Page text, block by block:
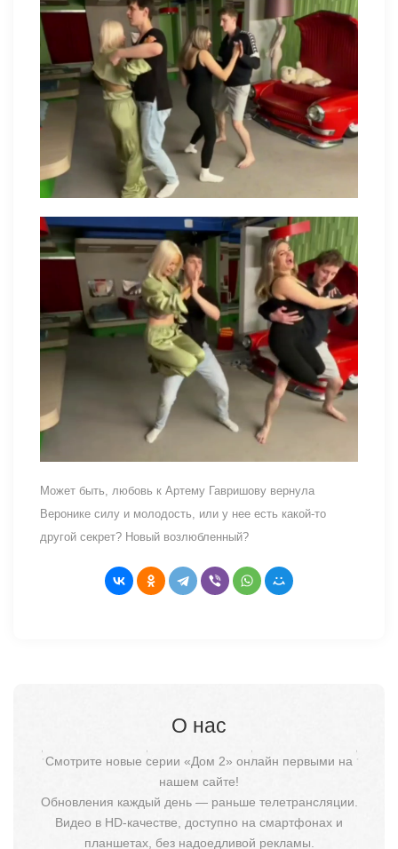
Может быть, любовь к Артему Гавришову вернула
Веронике силу и молодость, или у нее есть какой-то
другой секрет? Новый возлюбленный?
О нас
Смотрите новые серии «Дом 2» онлайн первыми на
нашем сайте!
Обновления каждый день — раньше телетрансляции.
Видео в HD-качестве, доступно на смартфонах и
планшетах, без надоедливой рекламы.